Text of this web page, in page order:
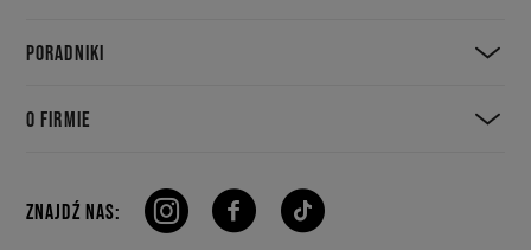
PORADNIKI
O FIRMIE
ZNAJDŹ NAS: